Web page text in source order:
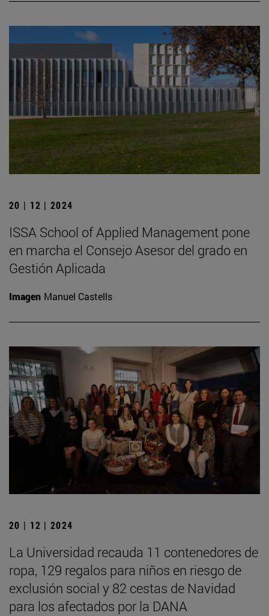
20 | 12 | 2024
ISSA School of Applied Management pone
en marcha el Consejo Asesor del grado en
Gestión Aplicada
Imagen Manuel Castells
20 | 12 | 2024
La Universidad recauda 11 contenedores de
ropa, 129 regalos para niños en riesgo de
exclusión social y 82 cestas de Navidad
para los afectados por la DANA